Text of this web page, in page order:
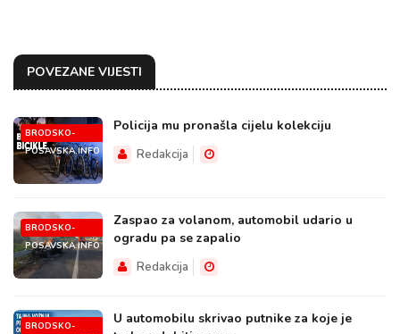
POVEZANE VIJESTI
BRODSKO-
POSAVSKA.INFO
Policija mu pronašla cijelu kolekciju
Redakcija
BRODSKO-
POSAVSKA.INFO
Zaspao za volanom, automobil udario u
ogradu pa se zapalio
Redakcija
BRODSKO-
U automobilu skrivao putnike za koje je